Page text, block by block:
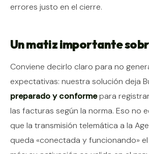
errores justo en el cierre.
Un matiz importante
Conviene decirlo claro para no
expectativas: nuestra solución deja
preparado y conformepara
las facturas según la norma. Eso no
que la transmisión telemática a la
queda «conectada y funcionando»